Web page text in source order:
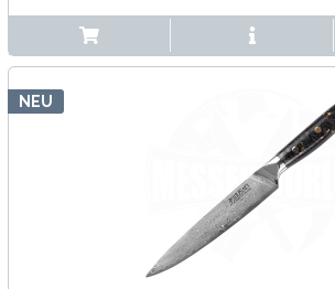
NEU